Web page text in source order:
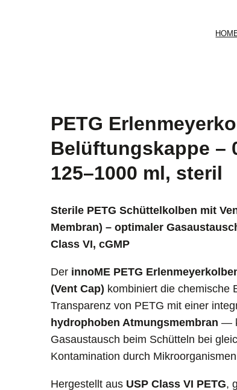
PETG
Belüftungskappe –
125–1000 ml, steril
Sterile PETG Schüttelkolben mit
Membran) – optimaler
Class VI, cGMP
Der innoME PETG
(Vent Cap) kombiniert die chemische
Transparenz von PETG mit einer
hydrophoben Atmungsmembran —
Gasaustausch beim Schütteln bei
Kontamination durch
Hergestellt aus USP Class VI PETG,